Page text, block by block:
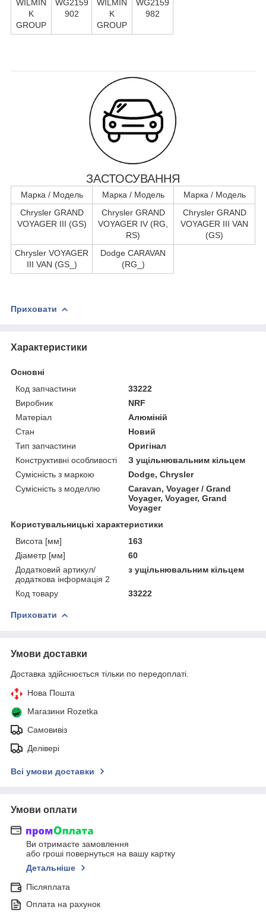
WILMIN
K
GROUP
WG2159
902
WILMIN
K
GROUP
WG2159
982
ЗАСТОСУВАННЯ
Марка / Модель Марка / Модель
Марка / Модель
Chrysler GRAND
VOYAGER III (GS)
Chrysler GRAND
VOYAGER IV (RG,
RS)
Chrysler GRAND
VOYAGER III VAN
(GS)
Chrysler VOYAGER
III VAN (GS_)
Dodge CARAVAN
(RG_)
Приховати
Характеристики
Основні
Код запчастини
33222
Виробник
NRF
Матеріал
Алюміній
Стан
Новий
Тип запчастини
Оригінал
Конструктивні особливості
З ущільнювальним кільцем
Сумісність з маркою
Dodge, Chrysler
Сумісність з моделлю
Caravan, Voyager / Grand
Voyager, Voyager, Grand
Voyager
Користувальницькі характеристики
Висота [мм]
163
Діаметр [мм]
60
Додатковий артикул/
додаткова інформація 2
з ущільнювальним кільцем
Код товару 33222
Приховати
Умови доставки
Доставка здійснюється тільки по передоплаті.
Нова Пошта
Магазини Rozetka
Самовивіз
Делівері
Всі умови доставки
Умови оплати
Ви отримаєте замовлення
або гроші повернуться на вашу картку
Детальніше
Післяплата
Оплата на рахунок